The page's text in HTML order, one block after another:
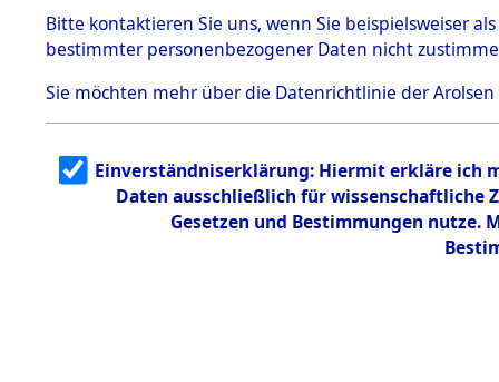
5.3.1 Alliierte
Erhebungen
zu
Todesmärsch
en
5.3.2
g
5.3.3
Todesmärsch
Bitte kontaktieren Sie uns, wenn Sie beispielsweiser
bestimmter personenbezogener Daten nicht
Sie möchten mehr über die Datenrichtlinie der Arolsen
Einverständniserklärung: Hiermit erkläre ich
Daten ausschließlich für wissenschaftliche
Gesetzen und Bestimmungen nutze.